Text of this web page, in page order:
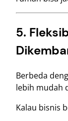
5.
Berbeda
lebih mudah
Kalau bisnis